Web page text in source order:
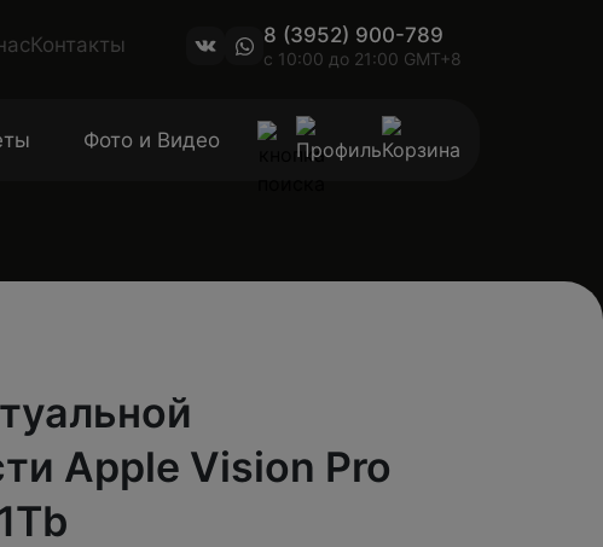
Контакты 8 (3952) 900-789
с 10:00 до 21:00 GMT+8
Фото и Видео
Apple Vision Pro